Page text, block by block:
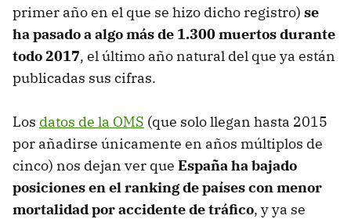
primer año en el que se hizo dicho registro) se
ha pasado a algo más de 1.300 muertos durante
todo 2017, el último año natural del que ya están
publicadas sus cifras.
Los datos de la OMS (que solo llegan hasta 2015
por añadirse únicamente en años múltiplos de
cinco) nos dejan ver que España ha bajado
posiciones en el ranking de países con menor
mortalidad por accidente de tráfico, y ya se